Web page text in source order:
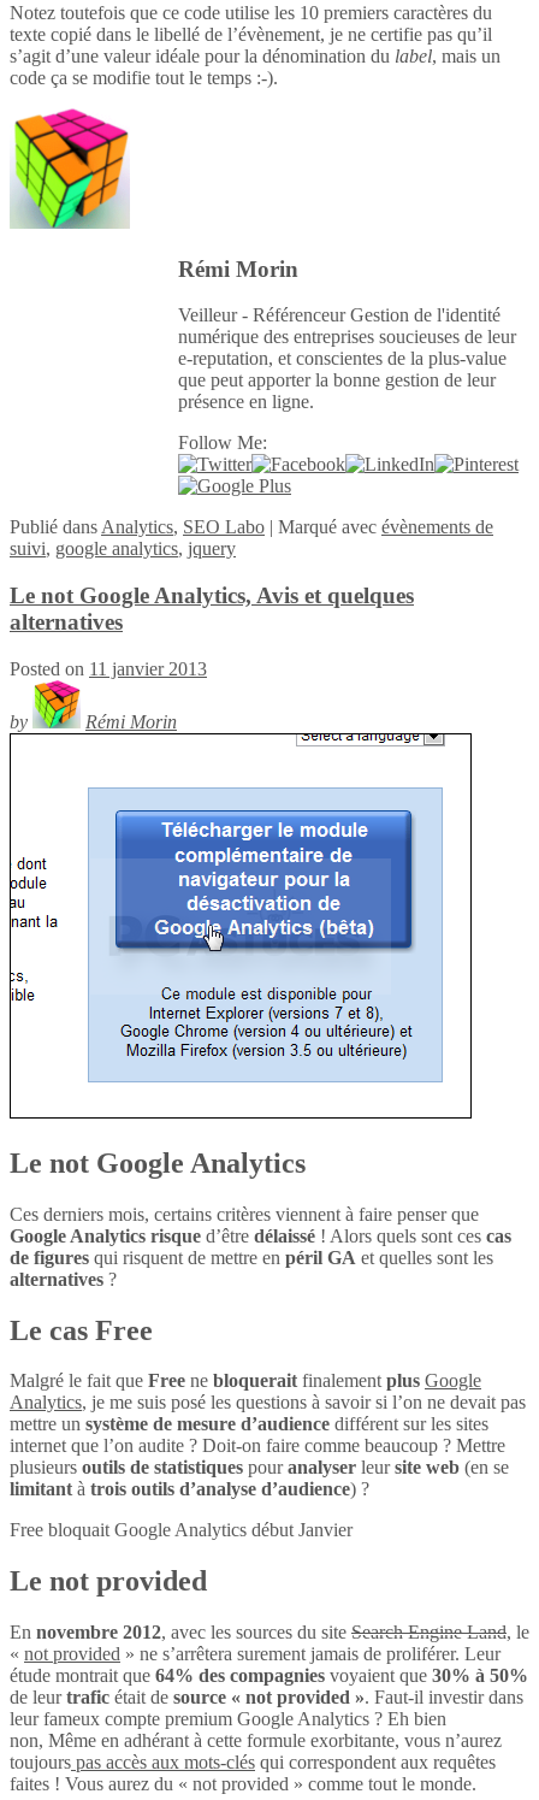
Notez toutefois que ce code utilise les 10 premiers caractères du
texte copié dans le libellé de l’évènement, je ne certifie pas qu’il
s’agit d’une valeur idéale pour la dénomination du label, mais un
code ça se modifie tout le temps :-).
Rémi Morin
Veilleur - Référenceur Gestion de l'identité
numérique des entreprises soucieuses de leur
e-reputation, et conscientes de la plus-value
que peut apporter la bonne gestion de leur
présence en ligne.
Follow Me:
Publié dans Analytics, SEO Labo | Marqué avec évènements de
suivi, google analytics, jquery
Le not Google Analytics, Avis et quelques
alternatives
Posted on 11 janvier 2013
by Rémi Morin
Le not Google Analytics
Ces derniers mois, certains critères viennent à faire penser que
Google Analytics risque d’être délaissé ! Alors quels sont ces cas
de figures qui risquent de mettre en péril GA et quelles sont les
alternatives ?
Le cas Free
Malgré le fait que Free ne bloqueraitfinalementplus Google
Analytics, je me suis posé les questions à savoir si l’on ne devait pas
mettre un système de mesure d’audience différent sur les sites
internet que l’on audite ? Doit-on faire comme beaucoup ? Mettre
plusieurs outils de statistiques pouranalyser leursite web (en se
limitantà trois outils d’analyse d’audience) ?
Free bloquait Google Analytics début Janvier
Le not provided
En novembre 2012, avec les sources du site Search Engine Land, le
« not provided » ne s’arrêtera surement jamais de proliférer. Leur
étude montrait que 64% des compagnies voyaient que 30% à 50%
de leurtrafic était de source « not provided ». Faut-il investir dans
leur fameux compte premium Google Analytics ? Eh bien
non, Même en adhérant à cette formule exorbitante, vous n’aurez
toujours pas accès aux mots-clés qui correspondent aux requêtes
faites ! Vous aurez du « not provided » comme tout le monde.